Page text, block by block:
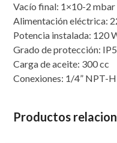
Vacío final: 1×10-2 mbar
Alimentación eléctrica:
Potencia instalada: 120
Grado de protección:
Carga de aceite: 300 cc
Conexiones: 1/4” NPT-H
Productos